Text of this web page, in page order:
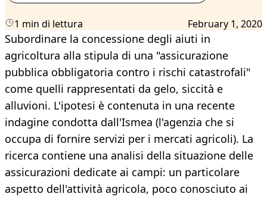
1 min di lettura February 1, 2020
Subordinare la concessione degli aiuti in
agricoltura alla stipula di una "assicurazione
pubblica obbligatoria contro i rischi catastrofali"
come quelli rappresentati da gelo, siccità e
alluvioni. L'ipotesi è contenuta in una recente
indagine condotta dall'Ismea (l'agenzia che si
occupa di fornire servizi per i mercati agricoli). La
ricerca contiene una analisi della situazione delle
assicurazioni dedicate ai campi: un particolare
aspetto dell'attività agricola, poco conosciuto ai